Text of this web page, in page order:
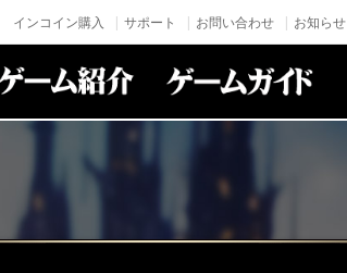
インコイン購入 サポート お問い合わせ お知らせ